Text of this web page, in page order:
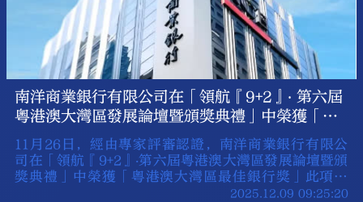
南洋商業銀行有限公司在「領航『9+2』‧ 第六屆
粵港澳大灣區發展論壇暨頒獎典禮」中榮獲「粵
港澳大灣區最佳銀行獎」
11月26日，經由專家評審認證，南洋商業銀行有限公
司在「領航『9+2』‧第六屆粵港澳大灣區發展論壇暨頒
獎典禮」中榮獲「粵港澳大灣區最佳銀行獎」此項榮
2025.12.09 09:25:20